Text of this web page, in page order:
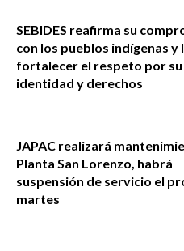
SEBIDES reafirma su
con los pueblos indígenas y
fortalecer el respeto por su
identidad y derechos
JAPAC realizará
Planta San Lorenzo, habrá
suspensión de servicio el
martes